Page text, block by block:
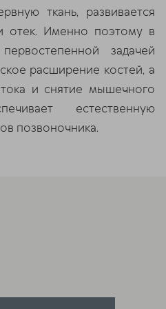
ткань, развивается
отек. Именно поэтому в
задачей
расширение костей, а
и снятие мышечного
естественную
позвоночника.